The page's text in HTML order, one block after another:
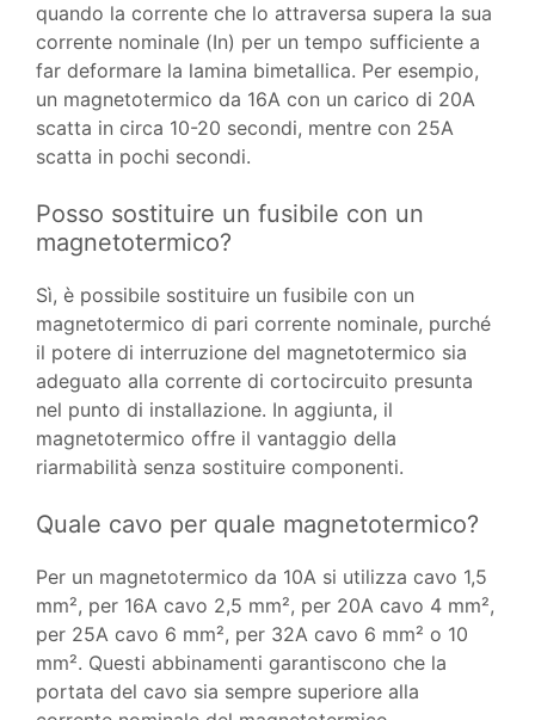
quando la corrente che lo attraversa supera la sua
corrente nominale (In) per un tempo sufficiente a
far deformare la lamina bimetallica. Per esempio,
un magnetotermico da 16A con un carico di 20A
scatta in circa 10-20 secondi, mentre con 25A
scatta in pochi secondi.
Posso sostituire un fusibile con un
magnetotermico?
Sì, è possibile sostituire un fusibile con un
magnetotermico di pari corrente nominale, purché
il potere di interruzione del magnetotermico sia
adeguato alla corrente di cortocircuito presunta
nel punto di installazione. In aggiunta, il
magnetotermico offre il vantaggio della
riarmabilità senza sostituire componenti.
Quale cavo per quale magnetotermico?
Per un magnetotermico da 10A si utilizza cavo 1,5
mm², per 16A cavo 2,5 mm², per 20A cavo 4 mm²,
per 25A cavo 6 mm², per 32A cavo 6 mm² o 10
mm². Questi abbinamenti garantiscono che la
portata del cavo sia sempre superiore alla